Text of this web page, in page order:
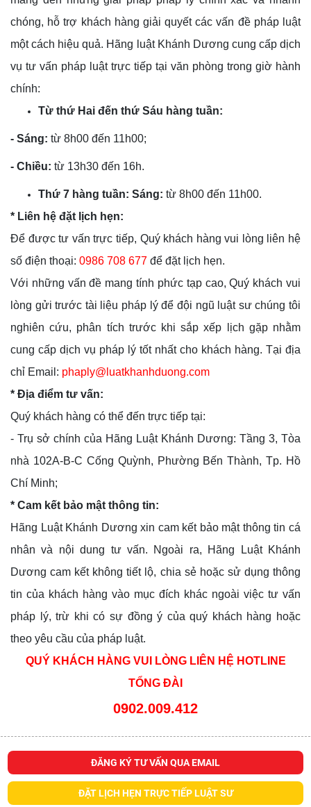
chóng, hỗ trợ khách hàng giải quyết các vấn đề pháp luật
một cách hiệu quả. Hãng luật Khánh Dương cung cấp dịch
vụ tư vấn pháp luật trực tiếp tại văn phòng trong giờ hành
chính:
Từ thứ Hai đến thứ Sáu hàng tuần:
- Sáng: từ 8h00 đến 11h00;
- C hiều: từ 13h30 đến 16h.
Thứ 7 hàng tuần: Sáng: từ 8h00 đến 11h00.
* Liên hệ đặt lịch hẹn:
Để được tư vấn trực tiếp, Quý khách hàng vui lòng liên hệ
số điện thoại: 0986 708 677 để đặt lịch hẹn.
Với những vấn đề mang tính phức tạp cao, Quý khách vui
lòng gửi trước tài liệu pháp lý để đội ngũ luật sư chúng tôi
nghiên cứu, phân tích trước khi sắp xếp lịch gặp nhằm
cung cấp dịch vụ pháp lý tốt nhất cho khách hàng. Tại địa
chỉ Email: phaply@luatkhanhduong.com
* Địa điểm tư vấn:
Quý khách hàng có thể đến trực tiếp tại:
- Trụ sở chính của Hãng Luật Khánh Dương: Tầng 3, Tòa
nhà 102A-B-C Cống Quỳnh, Phường Bến Thành, Tp. Hồ
Chí Minh;
* Cam kết bảo mật thông tin:
Hãng Luật Khánh Dương xin cam kết bảo mật thông tin cá
nhân và nội dung tư vấn. Ngoài ra, Hãng Luật Khánh
Dương cam kết không tiết lộ, chia sẻ hoặc sử dụng thông
tin của khách hàng vào mục đích khác ngoài việc tư vấn
pháp lý, trừ khi có sự đồng ý của quý khách hàng hoặc
theo yêu cầu của pháp luật.
QUÝ KHÁCH HÀNG VUI LÒNG LIÊN HỆ HOTLINE
TỔNG ĐÀI
0902.009.412
ĐĂNG KÝ TƯ VẤN QUA EMAIL
ĐẶT LỊCH HẸN TRỰC TIẾP LUẬT SƯ